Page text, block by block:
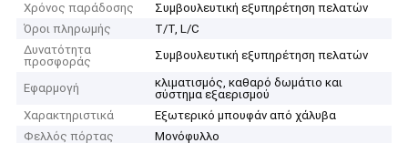
Χρόνος παράδοσης
Συμβουλευτική εξυπηρέτηση πελατών
Όροι πληρωμής
T/T, L/C
Δυνατότητα
προσφοράς
Συμβουλευτική εξυπηρέτηση πελατών
Εφαρμογή
κλιματισμός, καθαρό δωμάτιο και
σύστημα εξαερισμού
Χαρακτηριστικά
Εξωτερικό μπουφάν από χάλυβα
Φελλός πόρτας
Μονόφυλλο